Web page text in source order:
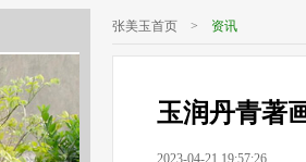
张美玉首页 > 资讯
玉润丹青著
2023-04-21 19:57:26